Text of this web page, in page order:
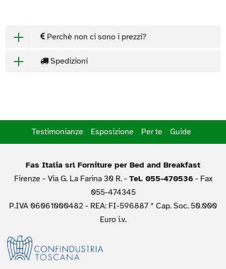
Perchè non ci sono i prezzi?
Spedizioni
Testimonianze Esposizione Per te Guide
Fas Italia srl Forniture per Bed and Breakfast
Firenze - Via G. La Farina 30 R. - Tel. 055-470536- Fax
055-474345
P.IVA 06061000482 - REA: FI-596887 * Cap. Soc. 50.000
Euro i.v.